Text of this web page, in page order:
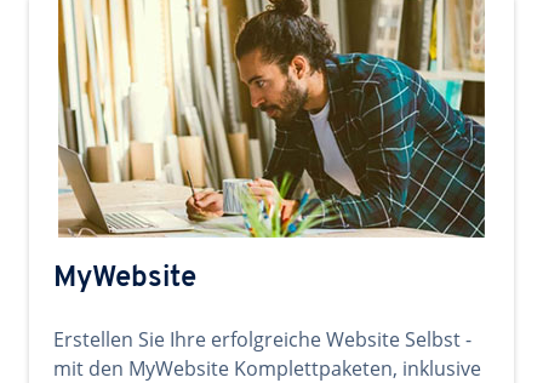
MyWebsite
Erstellen Sie Ihre erfolgreiche Website Selbst -
mit den MyWebsite Komplettpaketen, inklusive